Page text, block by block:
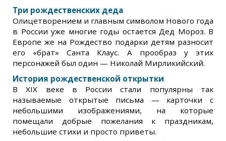
Три рождественских деда
Олицетворением и главным символом Нового года
в России уже многие годы остается Дед Мороз. В
Европе же на Рождество подарки детям разносит
его «брат» Санта Клаус. А прообраз у этих
персонажей был один — Николай Мирликийский.
История рождественской открытки
В XIX веке в России стали популярны так
называемые открытые письма — карточки с
небольшими изображениями, на которые
помещали добрые пожелания к праздникам,
небольшие стихи и просто приветы.